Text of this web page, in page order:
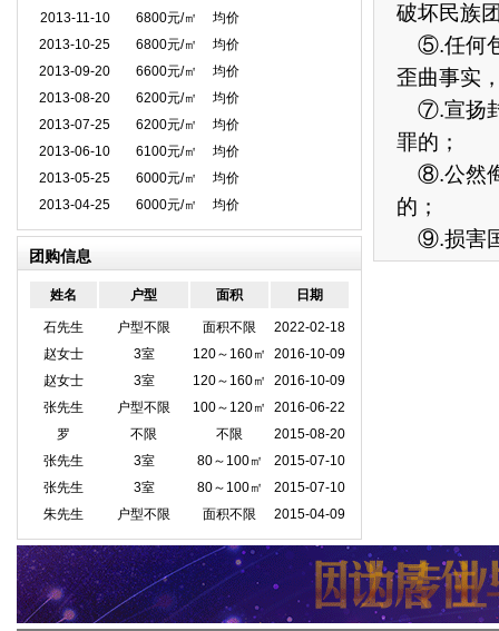
2013-11-10
6800元/㎡
均价
2013-10-25
6800元/㎡
均价
2013-09-20
6600元/㎡
均价
2013-08-20
6200元/㎡
均价
2013-07-25
6200元/㎡
均价
2013-06-10
6100元/㎡
均价
2013-05-25
6000元/㎡
均价
2013-04-25
6000元/㎡ 均价
团购信息
姓名 户型 面积 日期
石先生 户型不限 面积不限
2022-02-18
赵女士
3室 120～160㎡
2016-10-09
赵女士
3室 120～160㎡
2016-10-09
张先生
户型不限 100～120㎡
2016-06-22
罗
不限 不限
2015-08-20
张先生
3室 80～100㎡
2015-07-10
张先生
3室 80～100㎡
2015-07-10
朱先生
户型不限 面积不限 2015-04-09
破坏民族
⑤.任何
歪曲事实
⑦.宣扬封
罪的；
⑧.公然侮
的；
⑨.损害